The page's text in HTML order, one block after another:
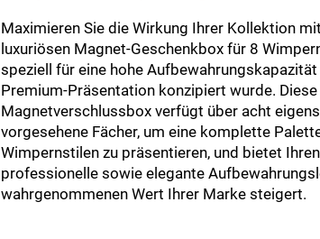
Maximieren Sie die Wirkung Ihrer Kollektion
luxuriösen Magnet-Geschenkbox für 8
speziell für eine hohe Aufbewahrungskapazität
Premium-Präsentation konzipiert wurde.
Magnetverschlussbox verfügt über acht
vorgesehene Fächer, um eine komplette
Wimpernstilen zu präsentieren, und bietet
professionelle sowie elegante
wahrgenommenen Wert Ihrer Marke steigert.